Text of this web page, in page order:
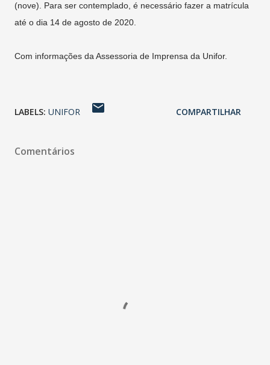
(nove). Para ser contemplado, é necessário fazer a matrícula
até o dia 14 de agosto de 2020.
Com informações da Assessoria de Imprensa da Unifor.
LABELS: UNIFOR COMPARTILHAR
Comentários